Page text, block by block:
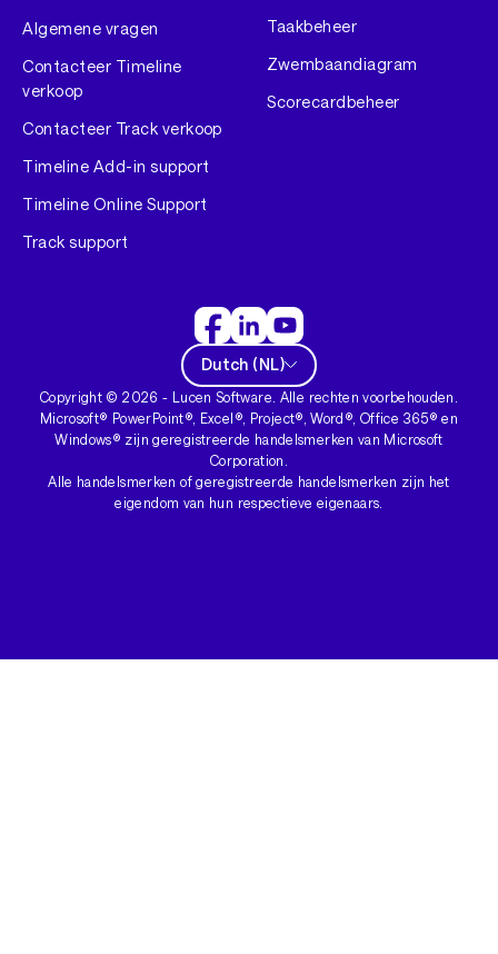
Algemene vragen
Contacteer Timeline
verkoop
Contacteer Track verkoop
Timeline Add-in support
Timeline Online Support
Track support
Taakbeheer
Zwembaandiagram
Scorecardbeheer
Dutch (NL)
Copyright ©2026 - Lucen Software. Alle rechten voorbehouden.
Microsoft® PowerPoint®, Excel®, Project®, Word®, Office 365® en
Windows® zijn geregistreerde handelsmerken van Microsoft
Corporation.
Alle handelsmerken of geregistreerde handelsmerken zijn het
eigendom van hun respectieve eigenaars.